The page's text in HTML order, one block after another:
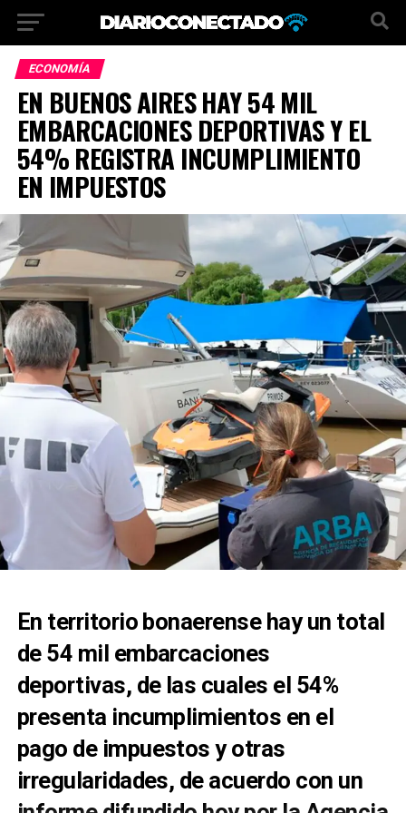
ECONOMÍA
EN BUENOS AIRES HAY 54 MIL
EMBARCACIONES DEPORTIVAS Y EL
54% REGISTRA INCUMPLIMIENTO
EN IMPUESTOS
En territorio bonaerense hay un total
de 54 mil embarcaciones
deportivas, de las cuales el 54%
presenta incumplimientos en el
pago de impuestos y otras
irregularidades, de acuerdo con un